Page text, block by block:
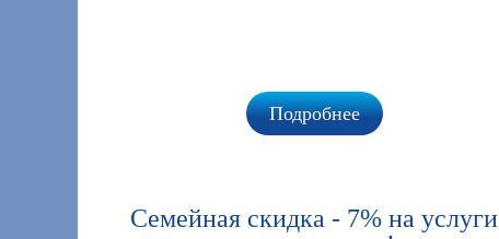
Подробнее
Семейная скидка - 7% на услуги